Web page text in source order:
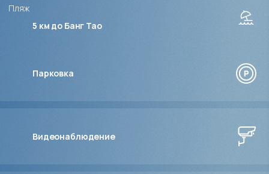
Пляж
5 км до Банг Тао
Парковка
Видеонаблюдение